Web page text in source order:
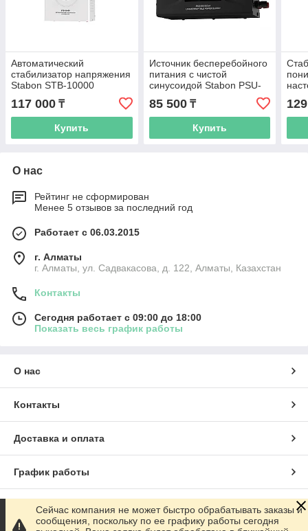
Автоматический
стабилизатор напряжения
Stabon STB-10000
117 000 ₸
Купить
Источник бесперебойного
питания с чистой
синусоидой Stabon PSU-
810-800VA, 220В, 800ВА
85 500₸
Купить
О нас
Рейтинг не сформирован
Менее 5 отзывов за последний год
Работает с 06.03.2015
г. Алматы
г. Алматы, ул. Садвакасова, д. 122, Алматы, Казахстан
Контакты
Сегодня работает с 09:00 до 18:00
Показать весь график работы
О нас
Контакты
Доставка и оплата
График работы
Полная версия сайта
Сейчас компания не может быстро обрабатывать заказы и
сообщения, поскольку по ее графику работы сегодня